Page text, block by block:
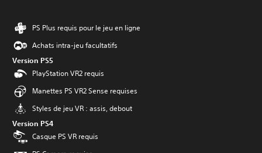
PS Plus requis pour le jeu en ligne
Achats intra-jeu facultatifs
Version PS5
PlayStation VR2 requis
Manettes PS VR2 Sense requises
Styles de jeu VR : assis, debout
Version PS4
Casque PS VR requis